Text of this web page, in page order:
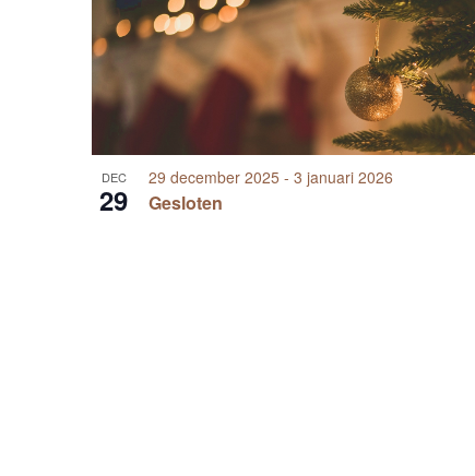
DEC
29 Gesloten
29 december 2025 - 3 januari 2026